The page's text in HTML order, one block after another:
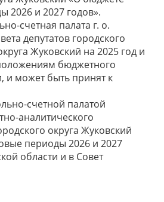
2026 и 2027 годов».
счетная палата г. о.
депутатов городского
Жуковский на 2025 год и
бюджетного
и может быть принят к
счетной палатой
аналитического
округа Жуковский
периоды 2026 и 2027
области и в Совет